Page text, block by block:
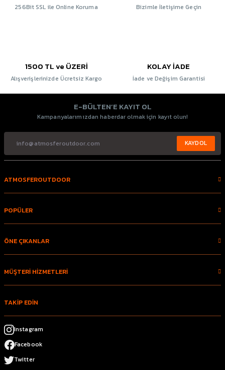
256Bit SSL ile Online Koruma Bizimle İletişime Geçin
1500 TL ve ÜZERİ
Alışverişlerinizde Ücretsiz Kargo
KOLAY İADE
İade ve Değişim Garantisi
E-BÜLTEN’E KAYIT OL
Kampanyalarımızdan haberdar olmak için kayıt olun!
KAYDOL
ATMOSFEROUTDOOR
POPÜLER
ÖNE ÇIKANLAR
MÜŞTERİ HİZMETLERİ
TAKİP EDİN
Instagram
Facebook
Twitter